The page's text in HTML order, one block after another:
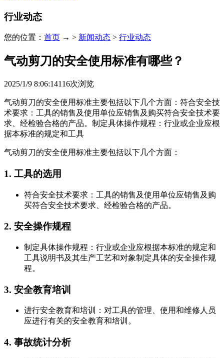
行业动态
您的位置： 首页 → > 新闻动态 > 行业动态
气动剪刀的安全使用标准有哪些？
2025/1/9 8:06:14116次浏览
气动剪刀的安全使用标准主要包括以下几个方面：符合安全技
术要求：工具的销售及使用单位应销售及购买符合安全技术要
求、经检验合格的产品。制定具体操作规程：行业或企业应根
据本标准的规定和工具
气动剪刀的安全使用标准主要包括以下几个方面：
1. 工具的选用
符合安全技术要求：工具的销售及使用单位应销售及购
买符合安全技术要求、经检验合格的产品。
2. 安全操作规程
制定具体操作规程：行业或企业应根据本标准的规定和
工具说明书及其生产工艺和对象制定具体的安全操作规
程。
3. 安全教育培训
进行安全教育和培训：对工具的管理、使用和维修人员
应进行有关的安全教育和培训。
4. 事故统计分析